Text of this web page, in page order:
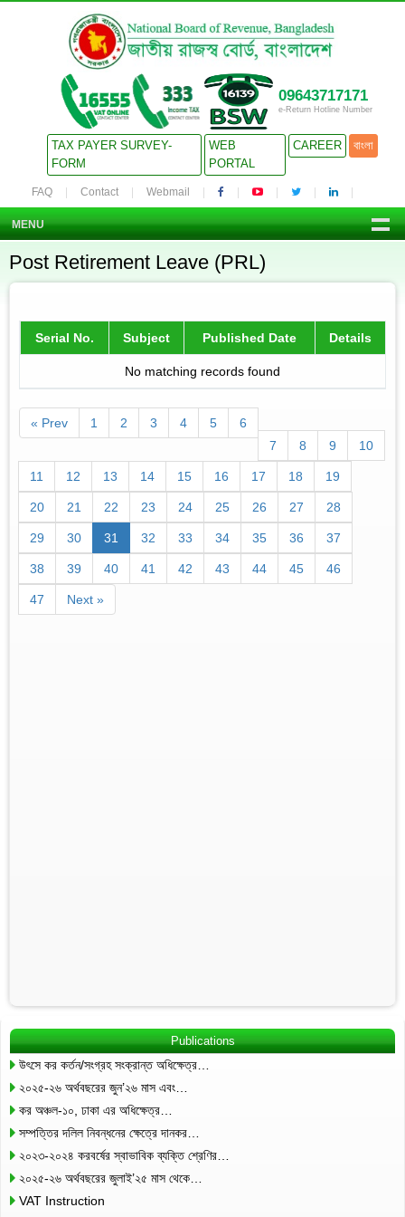
09643717171
e-Return Hotline Number
TAX PAYER SURVEY-
FORM
WEB
PORTAL
CAREER বাংলা
FAQ Contact Webmail
MENU
Post Retirement Leave (PRL)
Serial No. Subject Published Date Details
No matching records found
« Prev 1 2 3 4 5
6
7
8 9 10
11 12 13 14 15 16 17 18 19
20 21 22 23 24 25 26 27 28
29 30 31 32 33 34 35 36 37
38 39 40 41 42 43 44 45 46
47 Next »
Publications
উৎসে কর কর্তন/সংগ্রহ সংক্রান্ত অধিক্ষেত্র…
২০২৫-২৬ অর্থবছরের জুন’২৬ মাস এবং…
কর অঞ্চল-১০, ঢাকা এর অধিক্ষেত্র…
সম্পত্তির দলিল নিবন্ধনের ক্ষেত্রে দানকর…
২০২৩-২০২৪ করবর্ষের স্বাভাবিক ব্যক্তি শ্রেণির…
২০২৫-২৬ অর্থবছরের জুলাই’২৫ মাস থেকে…
VAT Instruction